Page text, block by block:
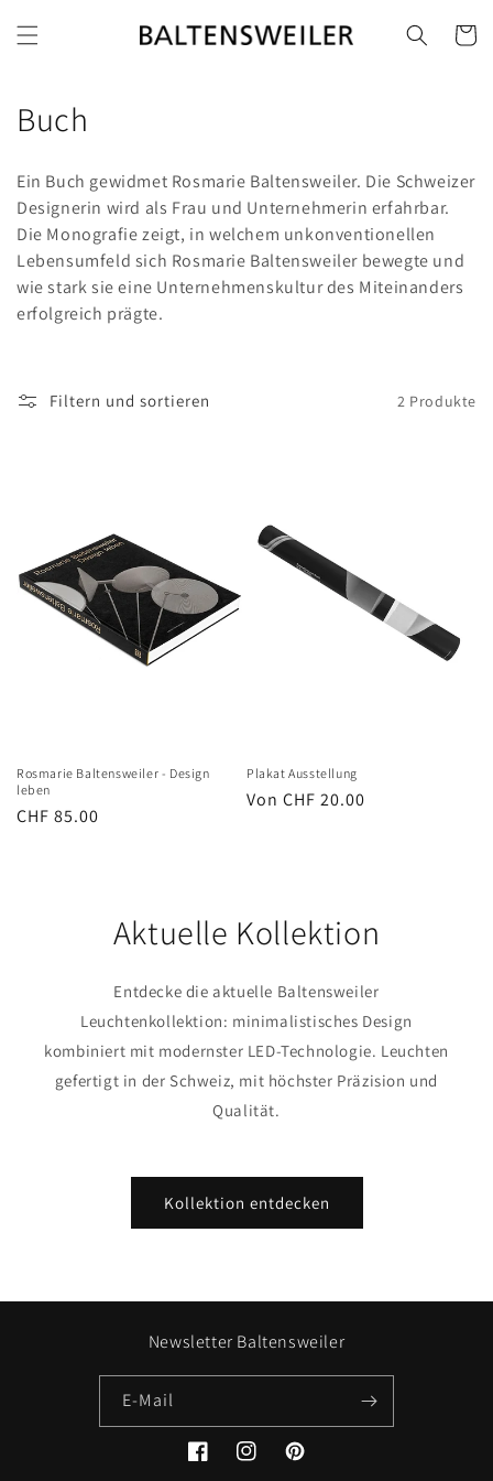
zum
Inhalt
K
t
e
g
o
i
Buch
Ein Buch gewidmet Rosmarie Baltensweiler. Die Schweizer
Designerin wird als Frau und Unternehmerin erfahrbar.
Die Monografie zeigt, in welchem unkonventionellen
Lebensumfeld sich Rosmarie Baltensweiler bewegte und
wie stark sie eine Unternehmenskultur des Miteinanders
erfolgreich prägte.
Filtern und sortieren 2 Produkte
Rosmarie Baltensweiler - Design
leben
Normaler
CHF 85.00
Plakat Ausstellung
Normaler
Von CHF 20.00
Aktuelle Kollektion
Entdecke die aktuelle Baltensweiler
Leuchtenkollektion: minimalistisches Design
kombiniert mit modernster LED-Technologie. Leuchten
gefertigt in der Schweiz, mit höchster Präzision und
Qualität.
Kollektion entdecken
Newsletter Baltensweiler
E-Mail
FacebookInstagramPinterest